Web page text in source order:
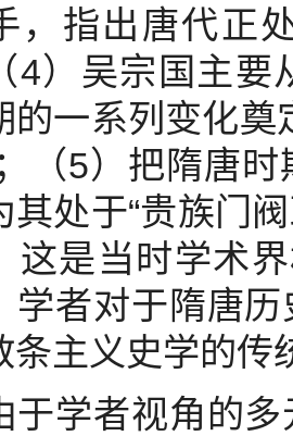
，指出唐代正
4）吴宗国主要
的一系列变化奠
（5）把隋唐
其处于“贵族门
这是当时学术
学者对于隋唐
条主义史学的传
者视角的多